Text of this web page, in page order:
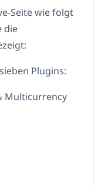
Seite wie folgt
die
Plugins:
Multicurrency